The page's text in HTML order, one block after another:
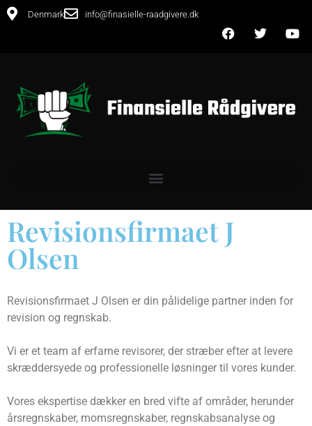
Denmark info@finasielle-raadgivere.dk
Revisionsfirmaet J
Olsen
Revisionsfirmaet J Olsen er din pålidelige partner inden for
revision og regnskab.
Vi er et team af erfarne revisorer, der stræber efter at levere
skræddersyede og professionelle løsninger til vores kunder.
Vores ekspertise dækker en bred vifte af områder, herunder
årsregnskaber, momsregnskaber, regnskabsanalyse og